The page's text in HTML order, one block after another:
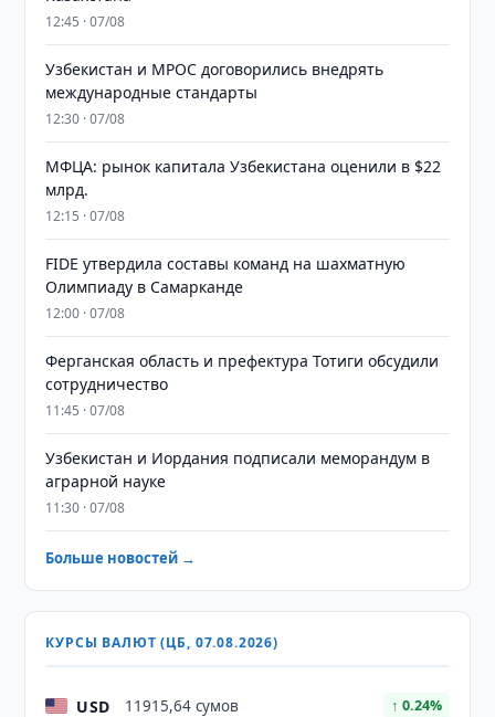
12:45 · 07/08
Узбекистан и MPOC договорились внедрять
международные стандарты
12:30 · 07/08
МФЦА: рынок капитала Узбекистана оценили в $22
млрд.
12:15 · 07/08
FIDE утвердила составы команд на шахматную
Олимпиаду в Самарканде
12:00 · 07/08
Ферганская область и префектура Тотиги обсудили
сотрудничество
11:45 · 07/08
Узбекистан и Иордания подписали меморандум в
аграрной науке
11:30 · 07/08
Больше новостей →
КУРСЫ ВАЛЮТ (ЦБ, 07.08.2026)
USD 11915,64 сумов ↑ 0.24%